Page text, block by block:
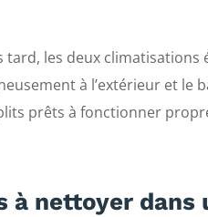
tard, les deux
à l’extérieur et le
prêts à fonctionner
nettoyer dans